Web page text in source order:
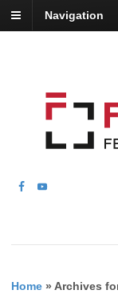
Navigation
Home » Archives